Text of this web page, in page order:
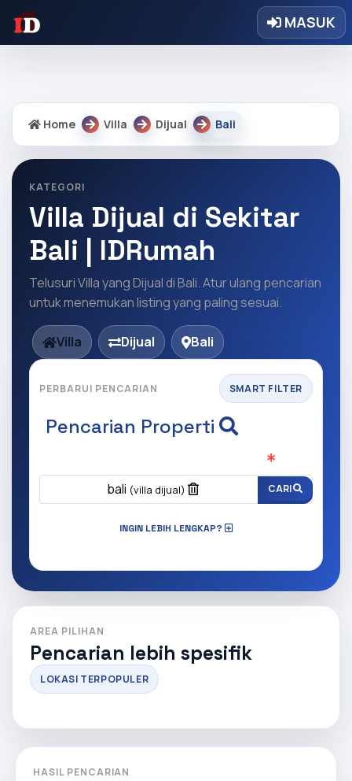
Warning: Undefined array key "regency" in
/home/idrumah/public_html/core/core.php on line 9328
MASUK
Home Villa Dijual Bali
KATEGORI
Villa Dijual di Sekitar
Bali | IDRumah
Telusuri Villa yang Dijual di Bali. Atur ulang pencarian
untuk menemukan listing yang paling sesuai.
Villa Dijual Bali
PERBARUI PENCARIAN SMART FILTER
Pencarian Properti
bali (villa dijual) CARI
INGIN LEBIH LENGKAP?
AREA PILIHAN
Pencarian lebih spesifik
LOKASI TERPOPULER
HASIL PENCARIAN